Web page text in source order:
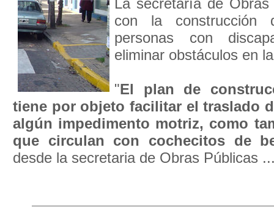
La secretaría de
con la construcción
personas con
eliminar obstáculos en
"El plan de
tiene por objeto facilitar el traslado
algún impedimento motriz, como
que circulan con cochecitos de
desde la secretaria de Obras Públicas